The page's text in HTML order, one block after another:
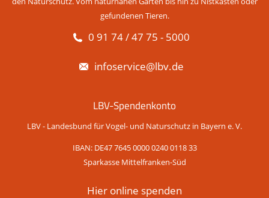
gefundenen Tieren.
0 91 74 / 47 75 - 5000
infoservice@lbv.de
LBV-Spendenkonto
LBV - Landesbund für Vogel- und Naturschutz in Bayern e. V.
IBAN: DE47 7645 0000 0240 0118 33
Sparkasse Mittelfranken-Süd
Hier online spenden